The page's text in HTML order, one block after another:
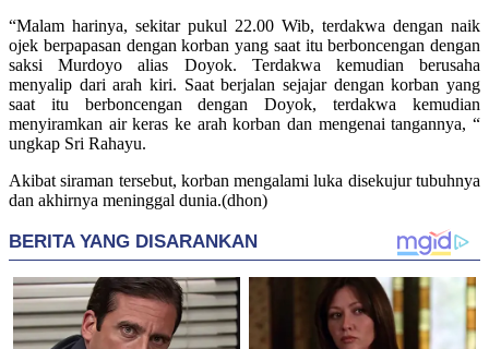
“Malam harinya, sekitar pukul 22.00 Wib, terdakwa dengan naik
ojek berpapasan dengan korban yang saat itu berboncengan dengan
saksi Murdoyo alias Doyok. Terdakwa kemudian berusaha
menyalip dari arah kiri. Saat berjalan sejajar dengan korban yang
saat itu berboncengan dengan Doyok, terdakwa kemudian
menyiramkan air keras ke arah korban dan mengenai tangannya, “
ungkap Sri Rahayu.
Akibat siraman tersebut, korban mengalami luka disekujur tubuhnya
dan akhirnya meninggal dunia.(dhon)